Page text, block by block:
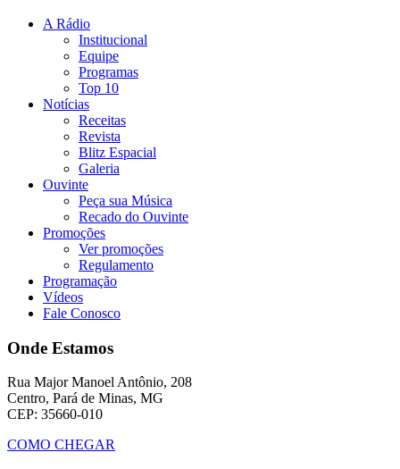
A Rádio
Institucional
Equipe
Programas
Top 10
Notícias
Receitas
Revista
Blitz Espacial
Galeria
Ouvinte
Peça sua Música
Recado do Ouvinte
Promoções
Ver promoções
Regulamento
Programação
Vídeos
Fale Conosco
Onde Estamos
Rua Major Manoel Antônio, 208
Centro, Pará de Minas, MG
CEP: 35660-010
COMO CHEGAR